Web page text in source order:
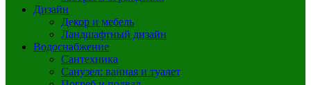
Дизайн
Декор и мебель
Ландшафтный дизайн
Водоснабжение
Сантехника
Санузел: ванная и туалет